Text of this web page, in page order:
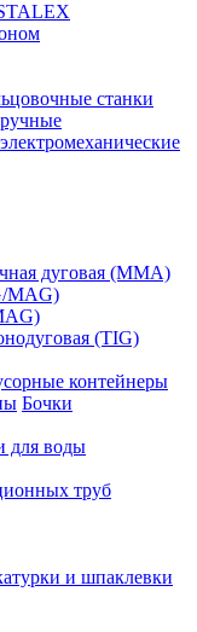
станки
дуговая (MMA)
(TIG)
контейнеры
Бочки
для воды
труб
и шпаклевки